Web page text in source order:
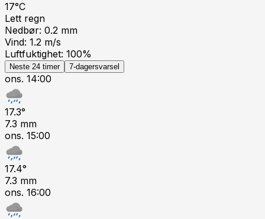
17°C
Lett regn
Nedbør: 0.2 mm
Vind: 1.2 m/s
Luftfuktighet: 100%
Neste 24 timer 7-dagersvarsel
ons. 14:00
17.3°
7.3 mm
ons. 15:00
17.4°
7.3 mm
ons. 16:00